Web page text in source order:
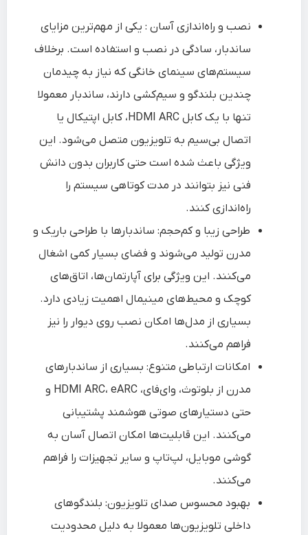
نصب و راه‌اندازی آسان : یکی از مهم‌ترین مزایای
ساندبار، سادگی در نصب و استفاده است. برخلاف
سیستم‌های سینمای خانگی که نیاز به چیدمان
چندین بلندگو و سیم‌کشی دارند، ساندبار معمولا
تنها با یک کابل HDMI ARC، کابل اپتیکال یا
اتصال بی‌سیم به تلویزیون متصل می‌شود. این
ویژگی باعث شده است حتی کاربران بدون دانش
فنی نیز بتوانند در مدت کوتاهی سیستم را
راه‌اندازی کنند.
طراحی زیبا و کم‌حجم: ساندبارها با طراحی باریک و
مدرن تولید می‌شوند و فضای بسیار کمی اشغال
می‌کنند. این ویژگی برای آپارتمان‌ها، اتاق‌های
کوچک و محیط‌های مینیمال اهمیت زیادی دارد.
بسیاری از مدل‌ها امکان نصب روی دیوار را نیز
فراهم می‌کنند.
امکانات ارتباطی متنوع: بسیاری از ساندبارهای
مدرن از بلوتوث، وای‌فای، HDMI ARC، eARC و
حتی دستیارهای صوتی هوشمند پشتیبانی
می‌کنند. این قابلیت‌ها امکان اتصال آسان به
گوشی موبایل، لپ‌تاپ و سایر تجهیزات را فراهم
می‌کنند.
بهبود محسوس صدای تلویزیون: بلندگوهای
داخلی تلویزیون‌ها معمولا به دلیل محدودیت